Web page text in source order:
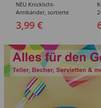
NEU Knicklicht-
Armbänder, sortierte
Farben, 15 Stück
3,99 €